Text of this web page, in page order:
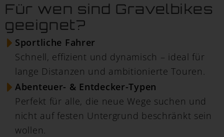
Für wen sind Gravelbikes
geeignet?
Sportliche Fahrer
Schnell, effizient und dynamisch – ideal für
lange Distanzen und ambitionierte Touren.
Abenteuer- & Entdecker-Typen
Perfekt für alle, die neue Wege suchen und
nicht auf festen Untergrund beschränkt sein
wollen.